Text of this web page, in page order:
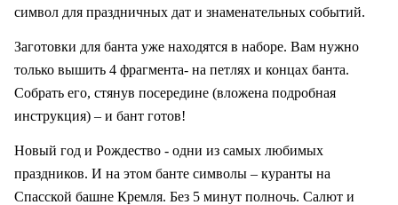
символ для праздничных дат и знаменательных событий.
Заготовки для банта уже находятся в наборе. Вам нужно
только вышить 4 фрагмента- на петлях и концах банта.
Собрать его, стянув посередине (вложена подробная
инструкция) – и бант готов!
Новый год и Рождество - одни из самых любимых
праздников. И на этом банте символы – куранты на
Спасской башне Кремля. Без 5 минут полночь. Салют и